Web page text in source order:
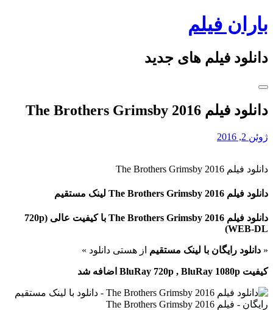
Skip
to
content
باران فیلم
دانلود فیلم های جدید
دانلود فیلم The Brothers Grimsby 2016
ژوئن 2, 2016
دانلود فیلم The Brothers Grimsby 2016
دانلود فیلم The Brothers Grimsby 2016 لینک مستقیم
دانلود فیلم The Brothers Grimsby 2016 با کیفیت عالی (720p
WEB-DL)
« دانلود رایگان با لینک مستقیم از هستی دانلود »
کیفیت BluRay 720p , BluRay 1080p اضافه شد